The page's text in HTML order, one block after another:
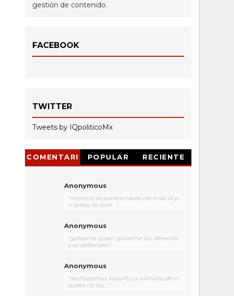
gestión de contenido.
FACEBOOK
TWITTER
Tweets by IQpoliticoMx
COMENTARI
POPULAR RECIENTE
Anonymous
"morena se parece cada vez más al p
ri antes se llam..."
Anonymous
"gobierne quien gobierne los derecho
s se defienden"
Anonymous
"rechazamos la política salinista de cl
audia no los..."